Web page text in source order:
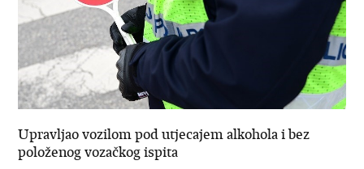
Upravljao vozilom pod utjecajem alkohola i bez
položenog vozačkog ispita